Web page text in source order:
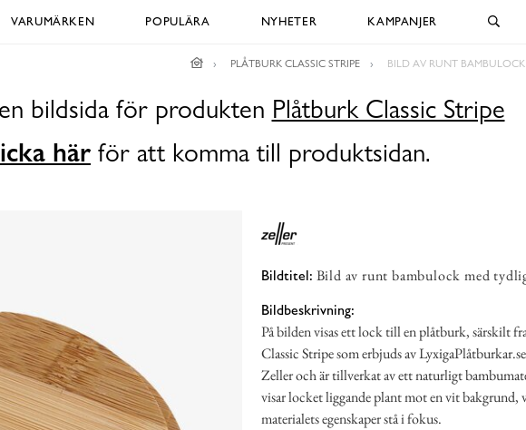
VARUMÄRKEN POPULÄRA NYHETER KAMPANJER
PLÅTBURK CLASSIC STRIPE BILD AV RUNT
bildsida för produkten Plåtburk Classic Stripe
här för att komma till produktsidan.
Bildtitel: Bild av runt bambulock med
Bildbeskrivning:
På bilden visas ett lock till en plåtburk, särskilt
Classic Stripe som erbjuds av
Zeller och är tillverkat av ett naturligt
visar locket liggande plant mot en vit
materialets egenskaper stå i fokus.